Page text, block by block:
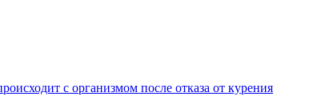
с организмом после отказа от курения